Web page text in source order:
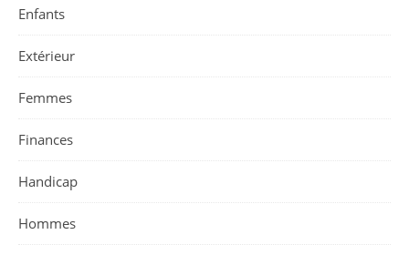
Enfants
Extérieur
Femmes
Finances
Handicap
Hommes